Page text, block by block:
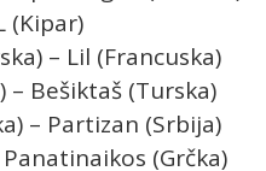
(Kipar)
– Lil (Francuska)
– Bešiktaš (Turska)
– Partizan (Srbija)
(Grčka)